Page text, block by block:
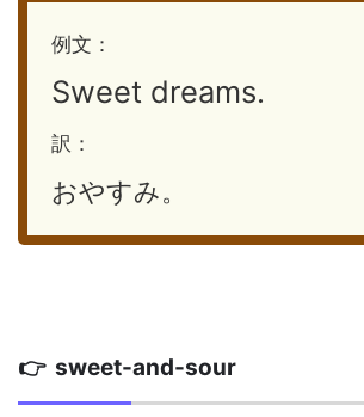
例文：
Sweet dreams.
訳：
おやすみ。
👉 sweet-and-sour